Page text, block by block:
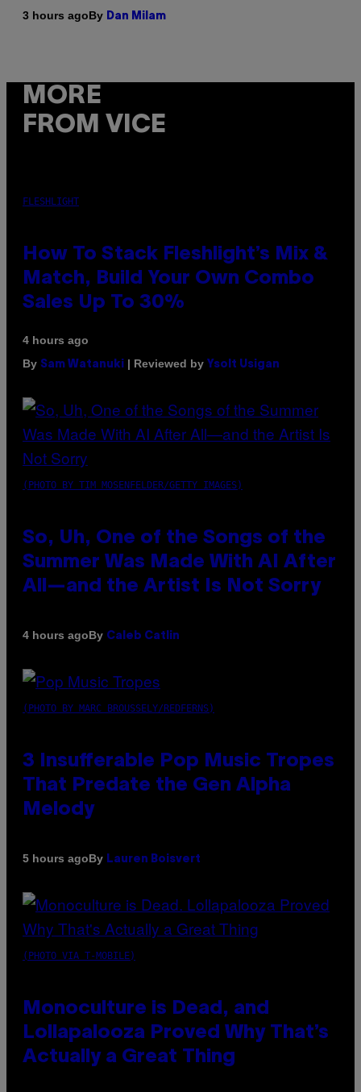
3 hours agoBy Dan Milam
MORE
FROM VICE
FLESHLIGHT
How To Stack Fleshlight’s Mix &
Match, Build Your Own Combo
Sales Up To 30%
4 hours ago
By Sam Watanuki | Reviewed by Ysolt Usigan
(PHOTO BY TIM MOSENFELDER/GETTY IMAGES)
So, Uh, One of the Songs of the
Summer Was Made With AI After
All—and the Artist Is Not Sorry
4 hours agoBy Caleb Catlin
(PHOTO BY MARC BROUSSELY/REDFERNS)
3 Insufferable Pop Music Tropes
That Predate the Gen Alpha
Melody
5 hours agoBy Lauren Boisvert
(PHOTO VIA T-MOBILE)
Monoculture is Dead, and
Lollapalooza Proved Why That’s
Actually a Great Thing